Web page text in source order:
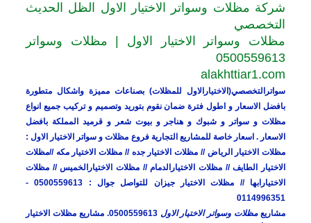
شركة مظلات وسواتر الاختيار الاول الظل الحديث
التخصصي
مظلات وسواتر الاختيار الاول | مظلات وسواتر
0500559613
alakhttiar1.com
سواترالتخصصي(الاختيارالاول للمظلات) بصناعات مميزة واشكال متطورة
بافضل الاسعار و اطول فترة ضمان نقوم بتوريد وتصميم و تركيب جميع انواع
مظلات و سواتر و شبوك و هناجر و بيوت شعر و قرميد المملكة بافضل
الاسعار . اسعار خاصة للمشاريع التجارية فروع مظلات و سواتر الاختيار الاول :
مظلات الاختيار الرياض // مظلات الاختيار جده // مظلات الاختيار مكه //مظلات
الاختيار الطايف // مظلات الاختيارالدمام // مظلات الاختيارالخميس // مظلات
الاختيارابها // مظلات الاختيار جيزان للتواصل جوال : 0500559613 -
0114996351
مشاريعمظلات وسواتر الاختيار الاول
0500559613. مشاريع مظلات الاختيار